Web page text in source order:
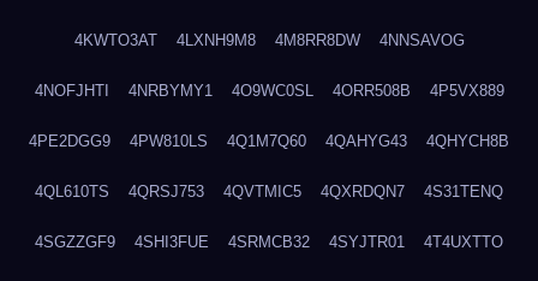
4KWTO3AT 4LXNH9M8 4M8RR8DW 4NNSAVOG
4NOFJHTI 4NRBYMY1 4O9WC0SL 4ORR508B 4P5VX889
4PE2DGG9 4PW810LS 4Q1M7Q60 4QAHYG43 4QHYCH8B
4QL610TS 4QRSJ753 4QVTMIC5 4QXRDQN7 4S31TENQ
4SGZZGF9 4SHI3FUE 4SRMCB32 4SYJTR01 4T4UXTTO